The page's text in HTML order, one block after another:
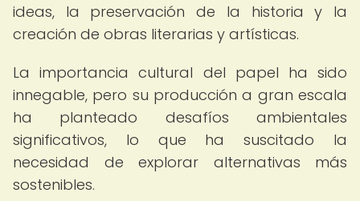
ideas, la preservación de la historia y la
creación de obras literarias y artísticas.
La importancia cultural del papel ha sido
innegable, pero su producción a gran escala
ha planteado desafíos ambientales
significativos, lo que ha suscitado la
necesidad de explorar alternativas más
sostenibles.